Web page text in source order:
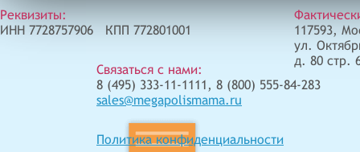
Реквизиты:
ИНН 7728757906 КПП 772801001
Связаться с нами:
8 (495) 333-11-1111, 8 (800) 555-84-283
sales@megapolismama.ru
Политика конфиденциальности
117593,
ул.
д. 80 стр.